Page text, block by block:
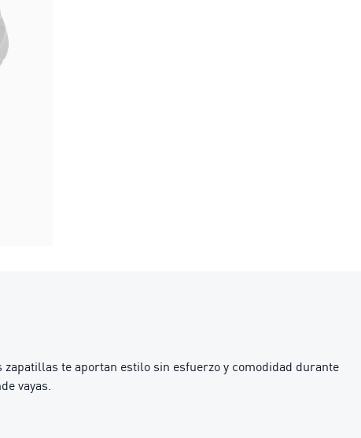
te aportan estilo sin esfuerzo y comodidad durante
vayas.